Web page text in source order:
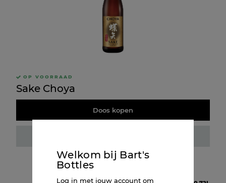
OP VOORRAAD
Sake Choya
Doos kopen
Welkom bij Bart's
Bottles
Log in met jouw account om